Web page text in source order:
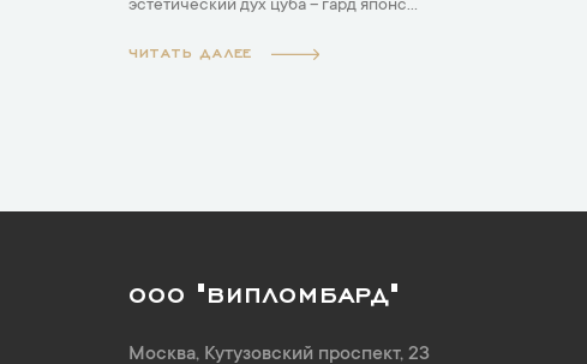
эстетический дух цуба – гард японс...
ЧИТАТЬ ДАЛЕЕ
ООО "ВИПЛОМБАРД"
Москва, Кутузовский проспект, 23